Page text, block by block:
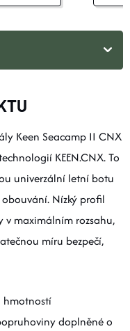
Keen Seacamp II CNX
KEEN.CNX. To
univerzální letní botu
Nízký profil
maximálním rozsahu,
míru bezpečí,
hmotností
doplněné o